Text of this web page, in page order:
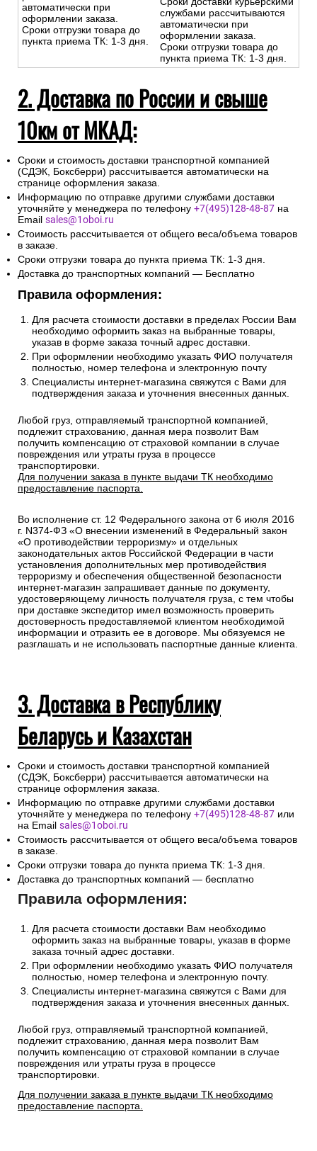
автоматически при
оформлении заказа.
Сроки отгрузки товара до
пункта приема ТК: 1-3 дня.
службами рассчитываются
автоматически при
оформлении заказа.
Сроки отгрузки товара до
пункта приема ТК: 1-3 дня.
2. Доставка по России и свыше
10км от МКАД:
Сроки и стоимость доставки транспортной компанией
(СДЭК, Боксберри) рассчитывается автоматически на
странице оформления заказа.
Информацию по отправке другими службами доставки
уточняйте у менеджера по телефону +7(495)128-48-87 на
Email sales@1oboi.ru
Стоимость рассчитывается от общего веса/объема товаров
в заказе.
Сроки отгрузки товара до пункта приема ТК: 1-3 дня.
Доставка до транспортных компаний — Бесплатно
Правила оформления:
Для расчета стоимости доставки в пределах России Вам
необходимо оформить заказ на выбранные товары,
указав в форме заказа точный адрес доставки.
При оформлении необходимо указать ФИО получателя
полностью, номер телефона и электронную почту
Специалисты интернет-магазина свяжутся с Вами для
подтверждения заказа и уточнения внесенных данных.
Любой груз, отправляемый транспортной компанией,
подлежит страхованию, данная мера позволит Вам
получить компенсацию от страховой компании в случае
повреждения или утраты груза в процессе
транспортировки.
Для получении заказа в пункте выдачи ТК необходимо
предоставление паспорта.
Во исполнение ст. 12 Федерального закона от 6 июля 2016
г. N374-ФЗ «О внесении изменений в Федеральный закон
«О противодействии терроризму» и отдельных
законодательных актов Российской Федерации в части
установления дополнительных мер противодействия
терроризму и обеспечения общественной безопасности
интернет-магазин запрашивает данные по документу,
удостоверяющему личность получателя груза, с тем чтобы
при доставке экспедитор имел возможность проверить
достоверность предоставляемой клиентом необходимой
информации и отразить ее в договоре. Мы обязуемся не
разглашать и не использовать паспортные данные клиента.
3. Доставка в Республику
Беларусь и Казахстан
Сроки и стоимость доставки транспортной компанией
(СДЭК, Боксберри) рассчитывается автоматически на
странице оформления заказа.
Информацию по отправке другими службами доставки
уточняйте у менеджера по телефону +7(495)128-48-87 или
на Email sales@1oboi.ru
Стоимость рассчитывается от общего веса/объема товаров
в заказе.
Сроки отгрузки товара до пункта приема ТК: 1-3 дня.
Доставка до транспортных компаний — бесплатно
Правила оформления:
Для расчета стоимости доставки Вам необходимо
оформить заказ на выбранные товары, указав в форме
заказа точный адрес доставки.
При оформлении необходимо указать ФИО получателя
полностью, номер телефона и электронную почту.
Специалисты интернет-магазина свяжутся с Вами для
подтверждения заказа и уточнения внесенных данных.
Любой груз, отправляемый транспортной компанией,
подлежит страхованию, данная мера позволит Вам
получить компенсацию от страховой компании в случае
повреждения или утраты груза в процессе
транспортировки.
Для получении заказа в пункте выдачи ТК необходимо
предоставление паспорта.